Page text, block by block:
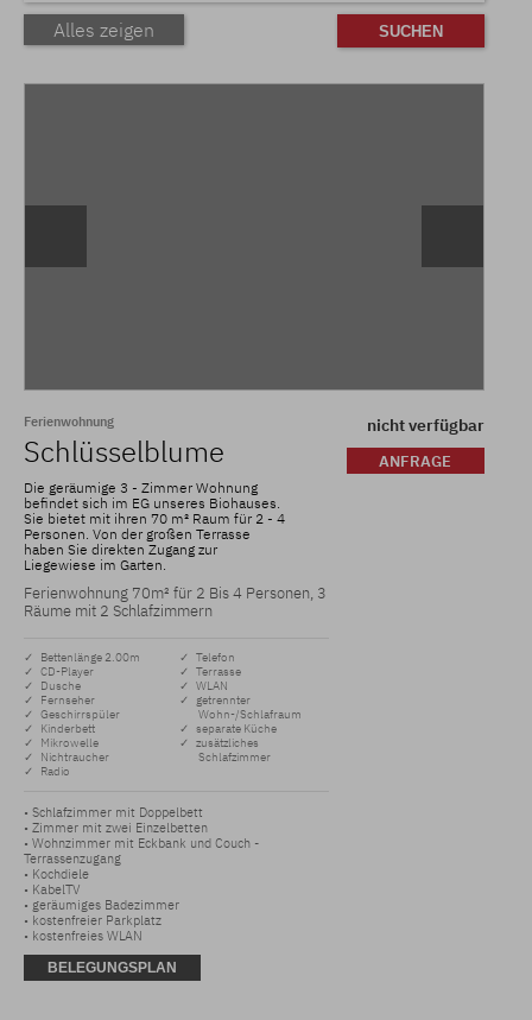
Alles zeigen
Ferienwohnung
Schlüsselblume
Die geräumige 3 - Zimmer Wohnung
befindet sich im EG unseres Biohauses.
Sie bietet mit ihren 70 m² Raum für 2 - 4
Personen. Von der großen Terrasse
haben Sie direkten Zugang zur
Liegewiese im Garten.
Ferienwohnung 70m² für 2 Bis 4 Personen, 3
Räume mit 2 Schlafzimmern
✓ Bettenlänge 2.00m
✓ CD-Player
✓ Dusche
✓ Fernseher
✓ Geschirrspüler
✓ Kinderbett
✓ Mikrowelle
✓ Nichtraucher
✓ Radio
✓ Telefon
✓ Terrasse
✓ WLAN
✓ getrennter
Wohn-/Schlafraum
✓ separate Küche
✓ zusätzliches
Schlafzimmer
• Schlafzimmer mit Doppelbett
• Zimmer mit zwei Einzelbetten
• Wohnzimmer mit Eckbank und Couch -
Terrassenzugang
• Kochdiele
• KabelTV
• geräumiges Badezimmer
• kostenfreier Parkplatz
• kostenfreies WLAN
nicht verfügbar
ANFRAGE
BELEGUNGSPLAN